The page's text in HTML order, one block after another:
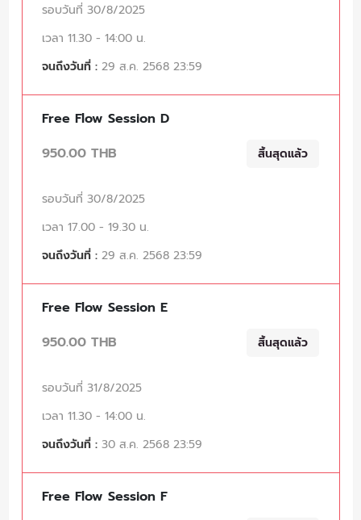
รอบวันที่ 30/8/2025
เวลา 11.30 - 14:00 น.
จนถึงวันที่ : 29 ส.ค. 2568 23:59
Free Flow Session D
950.00 THB
สิ้นสุดแล้ว
รอบวันที่ 30/8/2025
เวลา 17.00 - 19.30 น.
จนถึงวันที่ : 29 ส.ค. 2568 23:59
Free Flow Session E
950.00 THB
สิ้นสุดแล้ว
รอบวันที่ 31/8/2025
เวลา 11.30 - 14:00 น.
จนถึงวันที่ : 30 ส.ค. 2568 23:59
Free Flow Session F